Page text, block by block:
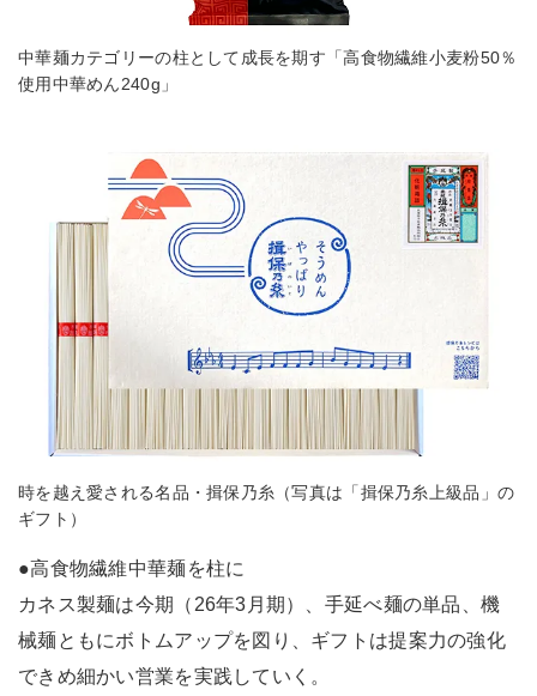
中華麺カテゴリーの柱として成長を期す「高食物繊維小麦粉50％
使用中華めん240g」
時を越え愛される名品・揖保乃糸（写真は「揖保乃糸上級品」の
ギフト）
●高食物繊維中華麺を柱に
カネス製麺は今期（26年3月期）、手延べ麺の単品、機
械麺ともにボトムアップを図り、ギフトは提案力の強化
できめ細かい営業を実践していく。